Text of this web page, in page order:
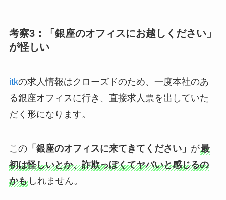
考察3：「銀座のオフィスにお越しください」
が怪しい
itkの求人情報はクローズドのため、一度本社のあ
る銀座オフィスに行き、直接求人票を出していた
だく形になります。
この「銀座のオフィスに来てきてください」 が最
初は怪しいとか、詐欺っぽくてヤバいと感じるの
かもしれません。